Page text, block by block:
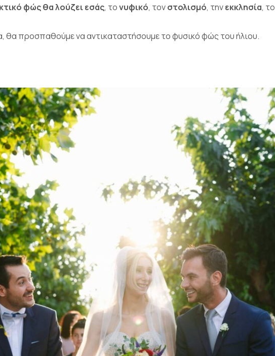
φώς θα λούζει εσάς, τονυφικό, τονστολισμό, τηνεκκλησία,
θα προσπαθούμε να αντικαταστήσουμε το φυσικό φώς του ήλιου.